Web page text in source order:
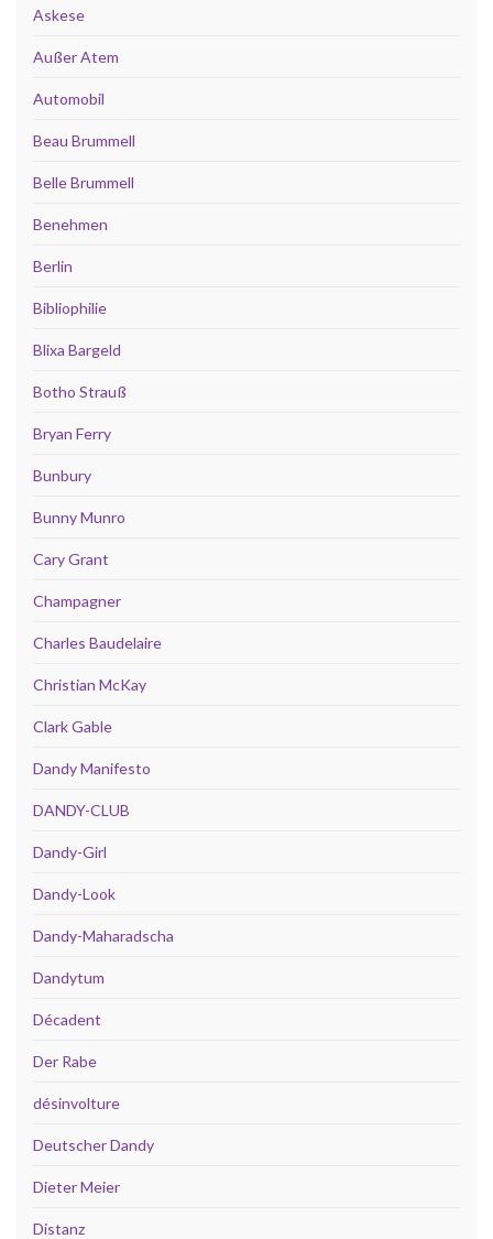
Askese
Außer Atem
Automobil
Beau Brummell
Belle Brummell
Benehmen
Berlin
Bibliophilie
Blixa Bargeld
Botho Strauß
Bryan Ferry
Bunbury
Bunny Munro
Cary Grant
Champagner
Charles Baudelaire
Christian McKay
Clark Gable
Dandy Manifesto
DANDY-CLUB
Dandy-Girl
Dandy-Look
Dandy-Maharadscha
Dandytum
Décadent
Der Rabe
désinvolture
Deutscher Dandy
Dieter Meier
Distanz